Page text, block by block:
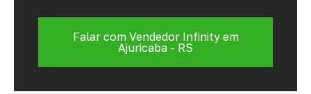
Falar com Vendedor Infinity em
Ajuricaba - RS